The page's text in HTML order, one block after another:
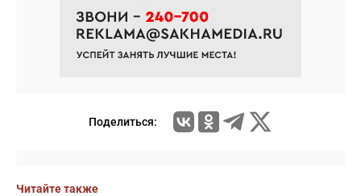
Поделиться:
Читайте также